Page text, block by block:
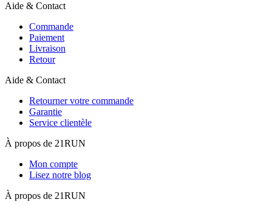
Aide & Contact
Commande
Paiement
Livraison
Retour
Aide & Contact
Retourner votre commande
Garantie
Service clientèle
À propos de 21RUN
Mon compte
Lisez notre blog
À propos de 21RUN